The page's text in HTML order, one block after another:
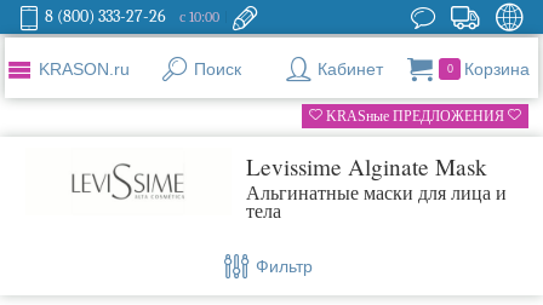
8 (800) 333-27-26 с 10:00
KRASON.ru Поиск Кабинет 0 Корзина
KRASные ПРЕДЛОЖЕНИЯ
Levissime Alginate Mask
Альгинатные маски для лица и
тела
Фильтр